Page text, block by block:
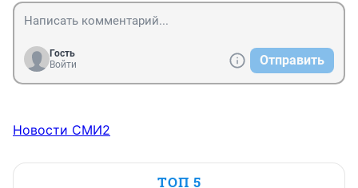
Гость
Войти
Отправить
Новости СМИ2
ТОП 5